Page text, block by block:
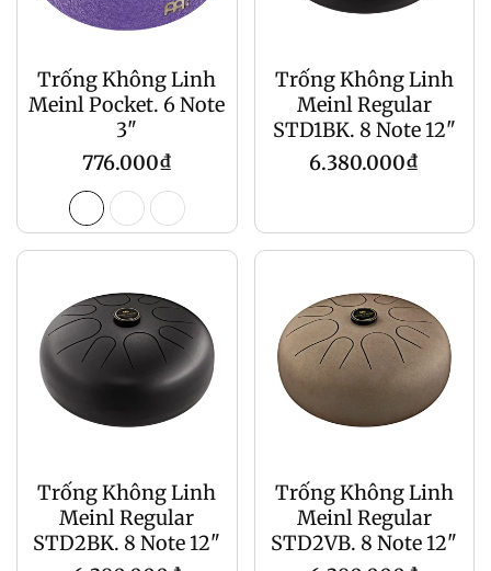
Trống Không Linh
Meinl Pocket. 6 Note
3"
Giá
gốc
776.000₫
Trống Không Linh
Meinl Regular
STD1BK. 8 Note 12"
Giá
6.380.000₫
Trống Không Linh
Meinl Regular
STD2BK. 8 Note 12"
Trống Không Linh
Meinl Regular
STD2VB. 8 Note 12"